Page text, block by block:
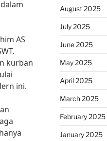
AS
kurban
ini.
August 2025
July 2025
June 2025
May 2025
April 2025
March 2025
February 2025
January 2025